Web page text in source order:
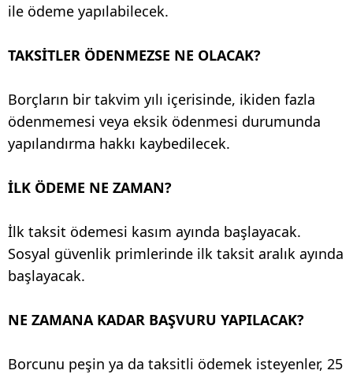
ile ödeme yapılabilecek.
TAKSİTLER ÖDENMEZSE NE OLACAK?
Borçların bir takvim yılı içerisinde, ikiden fazla
ödenmemesi veya eksik ödenmesi durumunda
yapılandırma hakkı kaybedilecek.
İLK ÖDEME NE ZAMAN?
İlk taksit ödemesi kasım ayında başlayacak.
Sosyal güvenlik primlerinde ilk taksit aralık ayında
başlayacak.
NE ZAMANA KADAR BAŞVURU YAPILACAK?
Borcunu peşin ya da taksitli ödemek isteyenler, 25